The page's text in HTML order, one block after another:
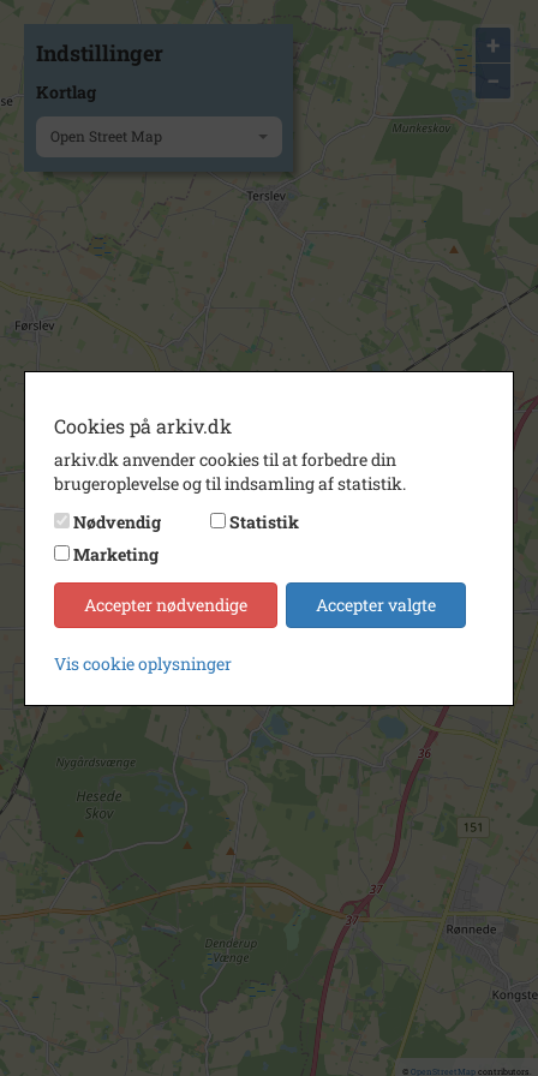
+
−
© OpenStreetMapcontributors.
Indstillinger
Kortlag
Open Street Map
Cookies på arkiv.dk
arkiv.dk anvender cookies til at forbedre din
brugeroplevelse og til indsamling af statistik.
Nødvendig
Statistik
Marketing
Accepter nødvendige Accepter valgte
Vis cookie oplysninger